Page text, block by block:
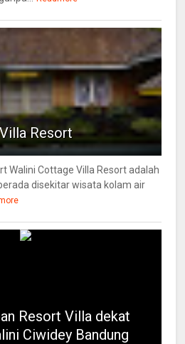
Resort
Walini Cottage Villa Resort adalah
disekitar wisata kolam air
Resort Villa dekat
Ciwidey Bandung